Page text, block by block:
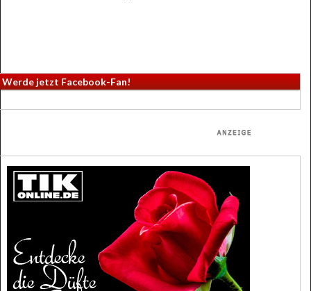
Werde jetzt Facebook-Fan!